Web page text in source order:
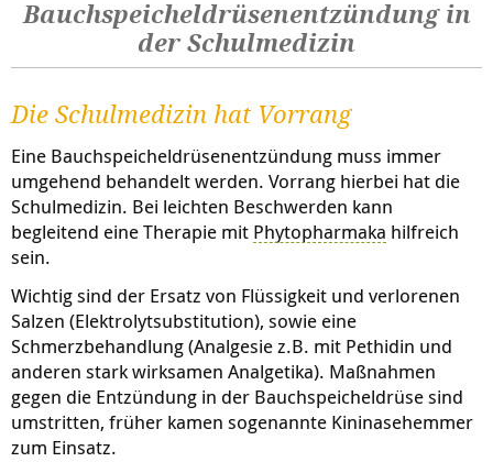
Bauchspeicheldrüsenentzündung in
der Schulmedizin
Die Schulmedizin hat Vorrang
Eine Bauchspeicheldrüsenentzündung muss immer
umgehend behandelt werden. Vorrang hierbei hat die
Schulmedizin. Bei leichten Beschwerden kann
begleitend eine Therapie mit Phytopharmaka hilfreich
sein.
Wichtig sind der Ersatz von Flüssigkeit und verlorenen
Salzen (Elektrolytsubstitution), sowie eine
Schmerzbehandlung (Analgesie z.B. mit Pethidin und
anderen stark wirksamen Analgetika). Maßnahmen
gegen die Entzündung in der Bauchspeicheldrüse sind
umstritten, früher kamen sogenannte Kininasehemmer
zum Einsatz.